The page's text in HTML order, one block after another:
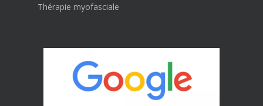
Thérapie myofasciale